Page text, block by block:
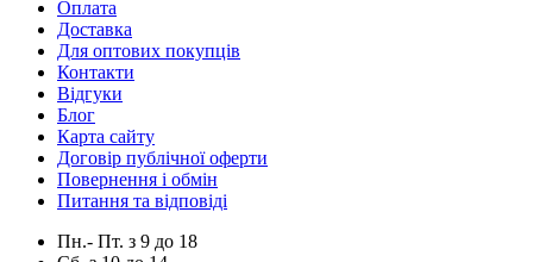
Оплата
Доставка
Для оптових покупців
Контакти
Відгуки
Блог
Карта сайту
Договір публічної оферти
Повернення і обмін
Питання та відповіді
Пн.- Пт. з 9 до 18